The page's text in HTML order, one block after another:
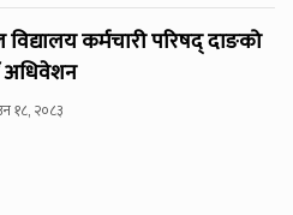
कर्मचारी परिषद् दाङको
अधिवेशन
१८, २०८३